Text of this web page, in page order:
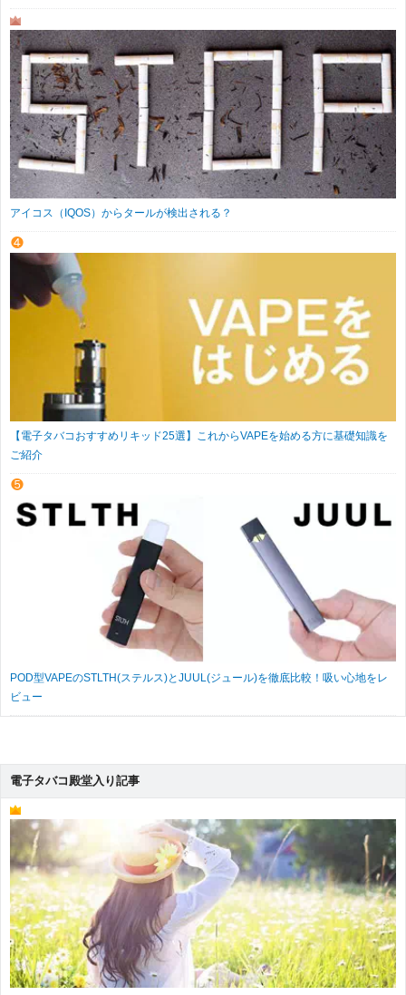
アイコス（IQOS）からタールが検出される？
【電子タバコおすすめリキッド25選】これからVAPEを始める方に基礎知識を
ご紹介
POD型VAPEのSTLTH(ステルス)とJUUL(ジュール)を徹底比較！吸い心地をレ
ビュー
電子タバコ殿堂入り記事